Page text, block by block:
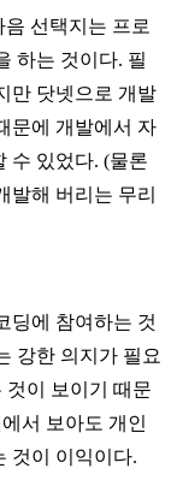
선택지는 프로
하는 것이다. 필
만 닷넷으로 개발
문에 개발에서 자
수 있었다. (물론
발해 버리는 무리
딩에 참여하는 것
강한 의지가 필요
것이 보이기 때문
서 보아도 개인
것이 이익이다.